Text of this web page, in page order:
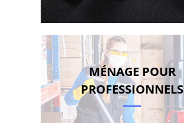
MÉNAGE POUR
PROFESSIONNELS